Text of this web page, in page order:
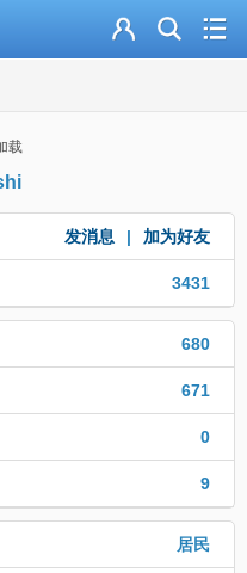
载
发消息 | 加为好友
3431
680
671
0
9
居民
资源合集
站内导读
加入频道